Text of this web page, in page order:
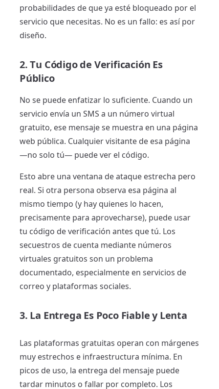
probabilidades de que ya esté bloqueado por el
servicio que necesitas. No es un fallo: es así por
diseño.
2. Tu Código de Verificación Es
Público
No se puede enfatizar lo suficiente. Cuando un
servicio envía un SMS a un número virtual
gratuito, ese mensaje se muestra en una página
web pública. Cualquier visitante de esa página
—no solo tú— puede ver el código.
Esto abre una ventana de ataque estrecha pero
real. Si otra persona observa esa página al
mismo tiempo (y hay quienes lo hacen,
precisamente para aprovecharse), puede usar
tu código de verificación antes que tú. Los
secuestros de cuenta mediante números
virtuales gratuitos son un problema
documentado, especialmente en servicios de
correo y plataformas sociales.
3. La Entrega Es Poco Fiable y Lenta
Las plataformas gratuitas operan con márgenes
muy estrechos e infraestructura mínima. En
picos de uso, la entrega del mensaje puede
tardar minutos o fallar por completo. Los